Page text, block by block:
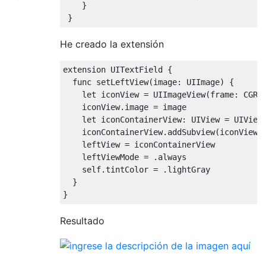
}
}
He creado la extensión
extension UITextField
{
func setLeftView(image: UIImage)
{
let iconView = UIImageView(frame:
    iconView
. image = image
let iconContainerView: UIView = UIView
    iconContainerView
. addSubview(iconView
    leftView
= iconContainerView
    leftViewMode
= . always
self.tintColor = . lightGray
}
}
Resultado